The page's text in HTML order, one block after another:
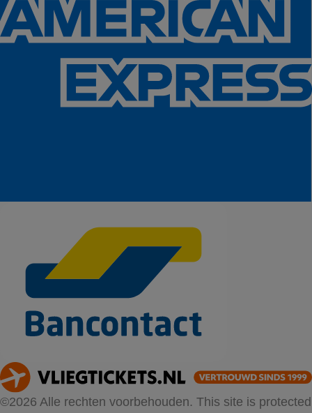
©2026 Alle rechten voorbehouden. This site is protected